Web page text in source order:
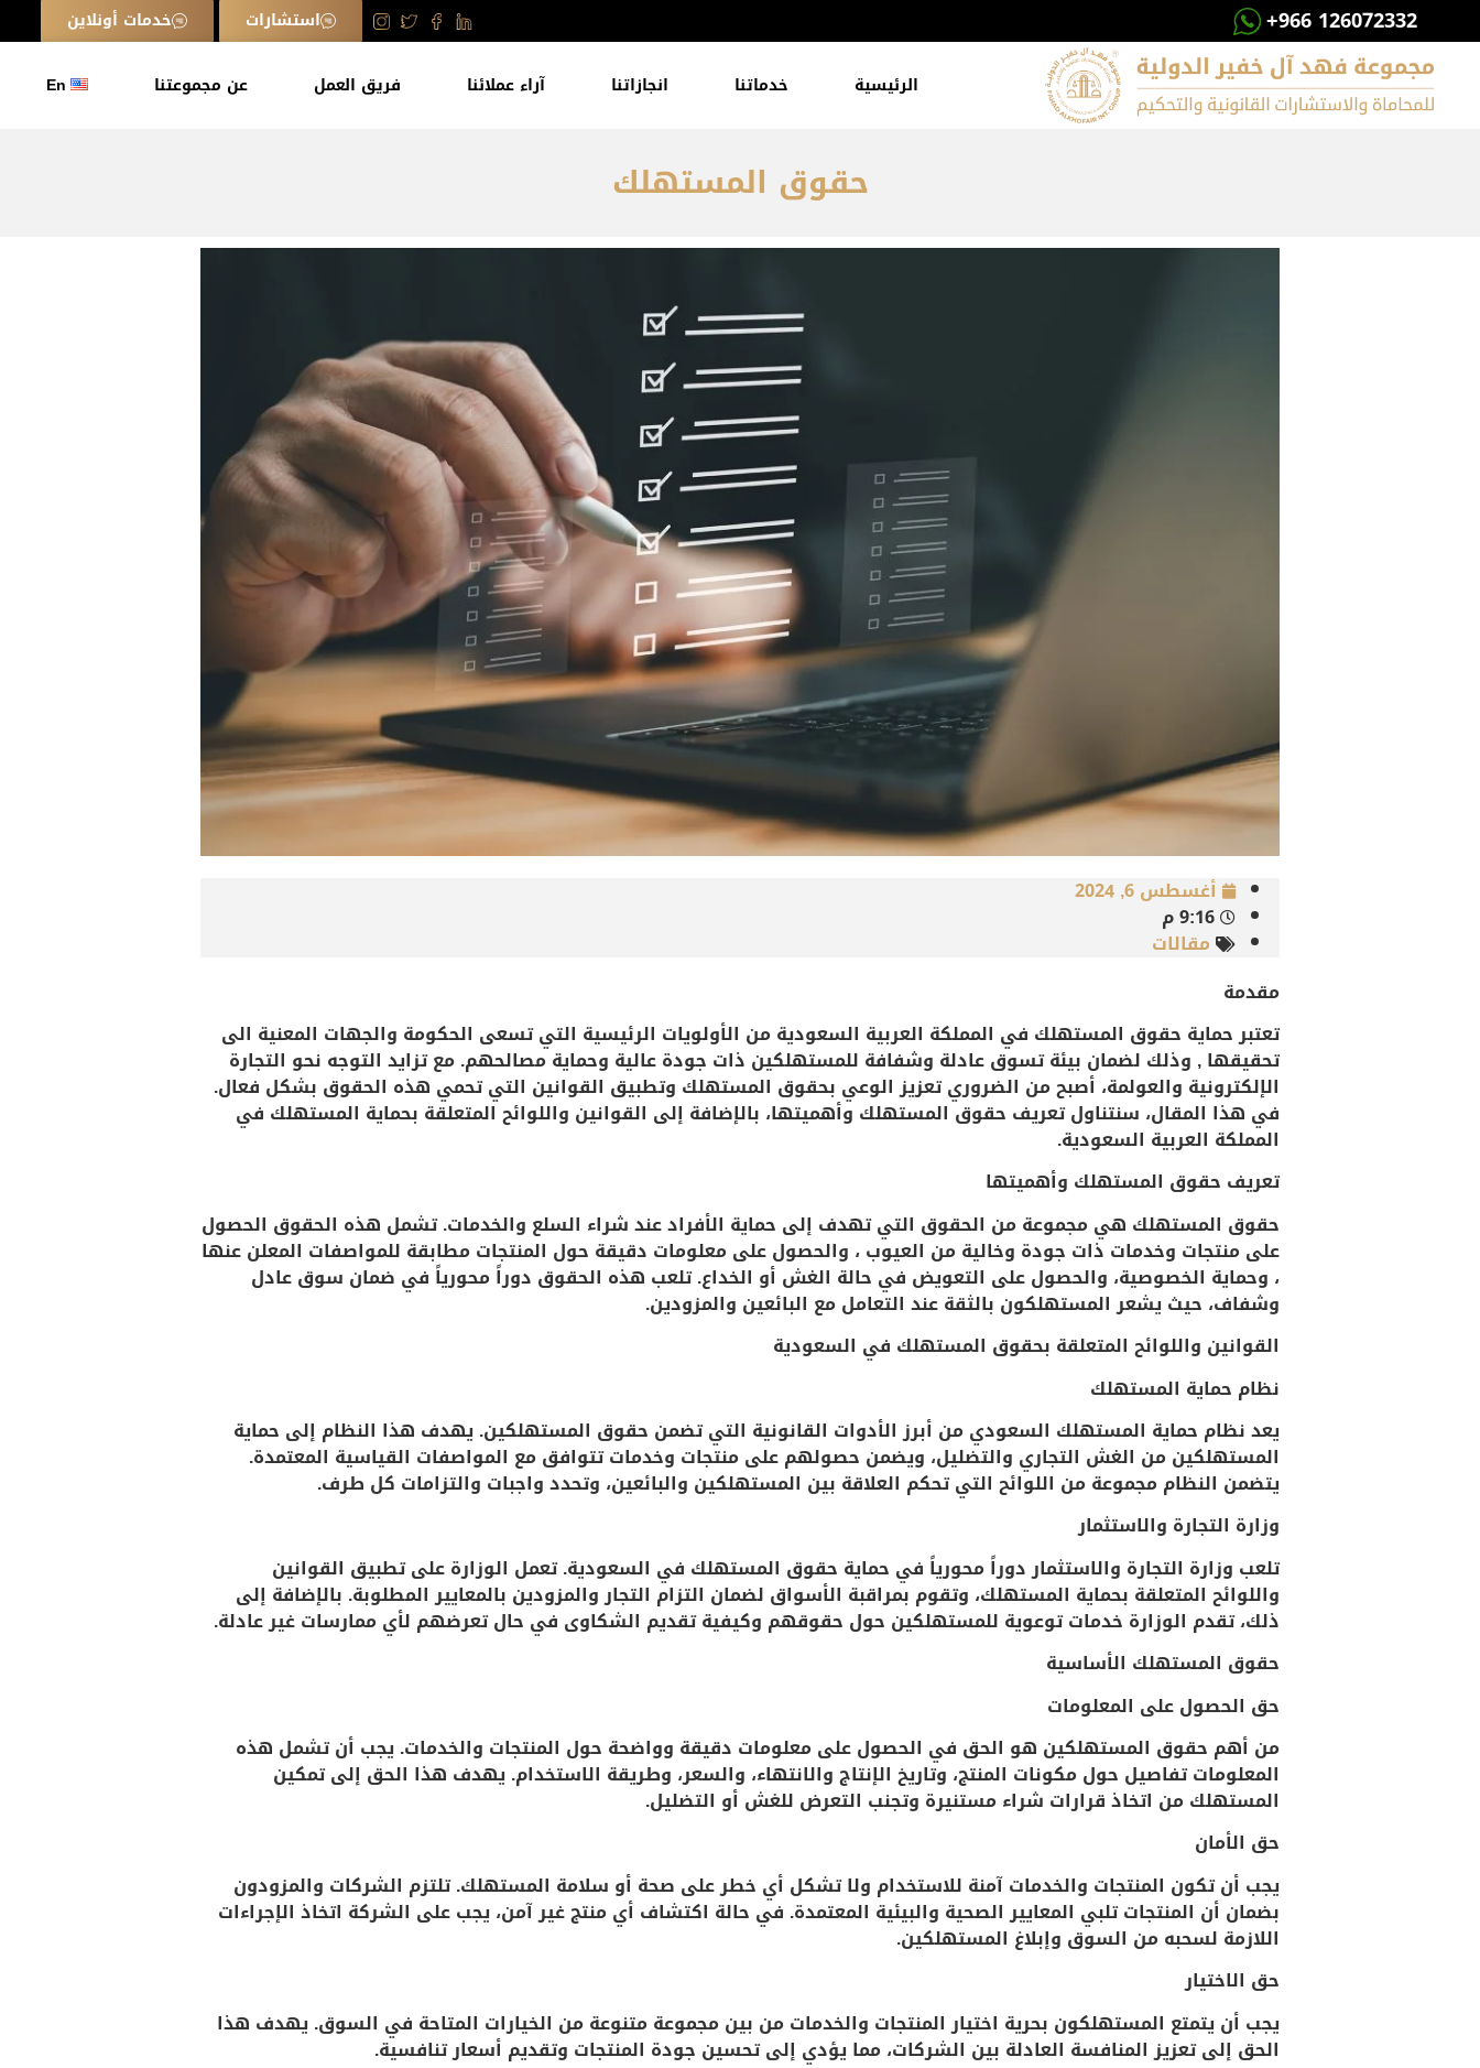
+966 126072332 استشارات خدمات أونلاين
الرئيسية خدماتنا انجازاتنا آراء عملائنا فريق العمل عن مجموعتنا En
حقوق المستهلك
أغسطس 6, 2024
9:16 م
مقالات
مقدمة
تعتبر حماية حقوق المستهلك في المملكة العربية السعودية من الأولويات الرئيسية التي تسعى الحكومة والجهات المعنية الى
تحقيقها , وذلك لضمان بيئة تسوق عادلة وشفافة للمستهلكين ذات جودة عالية وحماية مصالحهم. مع تزايد التوجه نحو التجارة
الإلكترونية والعولمة، أصبح من الضروري تعزيز الوعي بحقوق المستهلك وتطبيق القوانين التي تحمي هذه الحقوق بشكل فعال.
في هذا المقال، سنتناول تعريف حقوق المستهلك وأهميتها، بالإضافة إلى القوانين واللوائح المتعلقة بحماية المستهلك في
المملكة العربية السعودية.
تعريف حقوق المستهلك وأهميتها
حقوق المستهلك هي مجموعة من الحقوق التي تهدف إلى حماية الأفراد عند شراء السلع والخدمات. تشمل هذه الحقوق الحصول
على منتجات وخدمات ذات جودة وخالية من العيوب ، والحصول على معلومات دقيقة حول المنتجات مطابقة للمواصفات المعلن عنها
، وحماية الخصوصية، والحصول على التعويض في حالة الغش أو الخداع. تلعب هذه الحقوق دوراً محورياً في ضمان سوق عادل
وشفاف، حيث يشعر المستهلكون بالثقة عند التعامل مع البائعين والمزودين.
القوانين واللوائح المتعلقة بحقوق المستهلك في السعودية
نظام حماية المستهلك
يعد نظام حماية المستهلك السعودي من أبرز الأدوات القانونية التي تضمن حقوق المستهلكين. يهدف هذا النظام إلى حماية
المستهلكين من الغش التجاري والتضليل، ويضمن حصولهم على منتجات وخدمات تتوافق مع المواصفات القياسية المعتمدة.
يتضمن النظام مجموعة من اللوائح التي تحكم العلاقة بين المستهلكين والبائعين، وتحدد واجبات والتزامات كل طرف.
وزارة التجارة والاستثمار
تلعب وزارة التجارة والاستثمار دوراً محورياً في حماية حقوق المستهلك في السعودية. تعمل الوزارة على تطبيق القوانين
واللوائح المتعلقة بحماية المستهلك، وتقوم بمراقبة الأسواق لضمان التزام التجار والمزودين بالمعايير المطلوبة. بالإضافة إلى
ذلك، تقدم الوزارة خدمات توعوية للمستهلكين حول حقوقهم وكيفية تقديم الشكاوى في حال تعرضهم لأي ممارسات غير عادلة.
حقوق المستهلك الأساسية
حق الحصول على المعلومات
من أهم حقوق المستهلكين هو الحق في الحصول على معلومات دقيقة وواضحة حول المنتجات والخدمات. يجب أن تشمل هذه
المعلومات تفاصيل حول مكونات المنتج، وتاريخ الإنتاج والانتهاء، والسعر، وطريقة الاستخدام. يهدف هذا الحق إلى تمكين
المستهلك من اتخاذ قرارات شراء مستنيرة وتجنب التعرض للغش أو التضليل.
حق الأمان
يجب أن تكون المنتجات والخدمات آمنة للاستخدام ولا تشكل أي خطر على صحة أو سلامة المستهلك. تلتزم الشركات والمزودون
بضمان أن المنتجات تلبي المعايير الصحية والبيئية المعتمدة. في حالة اكتشاف أي منتج غير آمن، يجب على الشركة اتخاذ الإجراءات
اللازمة لسحبه من السوق وإبلاغ المستهلكين.
حق الاختيار
يجب أن يتمتع المستهلكون بحرية اختيار المنتجات والخدمات من بين مجموعة متنوعة من الخيارات المتاحة في السوق. يهدف هذا
الحق إلى تعزيز المنافسة العادلة بين الشركات، مما يؤدي إلى تحسين جودة المنتجات وتقديم أسعار تنافسية.